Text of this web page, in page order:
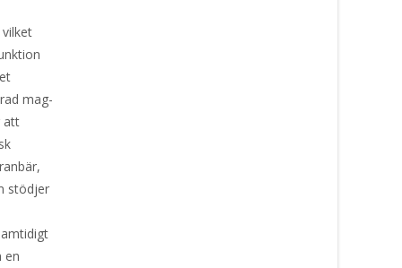
mag-
att
stödjer
en